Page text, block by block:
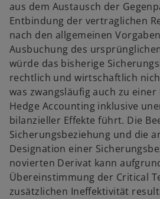
aus dem Austausch der
Entbindung der vertraglichen
nach den allgemeinen
Ausbuchung des
würde das bisherige
rechtlich und wirtschaftlich
was zwangsläufig auch zu einer
Hedge Accounting inklusive
bilanzieller Effekte führt. Die
Sicherungsbeziehung und die
Designation einer
novierten Derivat kann
Übereinstimmung der Critical
zusätzlichen Ineffektivität